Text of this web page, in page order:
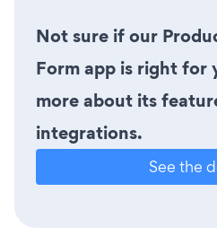
Not sure if our
Form app is right for
more about its
integrations.
See the